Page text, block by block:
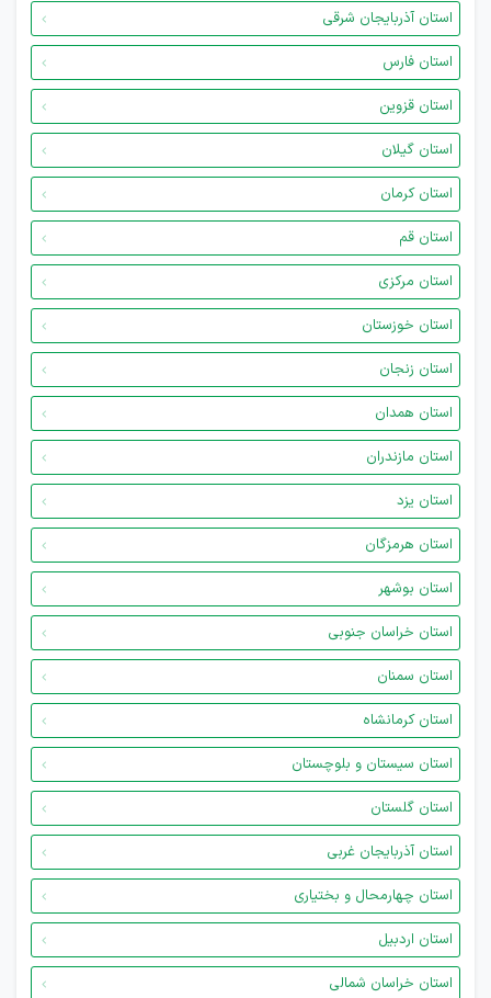
استان آذربایجان شرقی
استان فارس
استان قزوین
استان گیلان
استان کرمان
استان قم
استان مرکزی
استان خوزستان
استان زنجان
استان همدان
استان مازندران
استان یزد
استان هرمزگان
استان بوشهر
استان خراسان جنوبی
استان سمنان
استان کرمانشاه
استان سیستان و بلوچستان
استان گلستان
استان آذربایجان غربی
استان چهارمحال و بختیاری
استان اردبیل
استان خراسان شمالی